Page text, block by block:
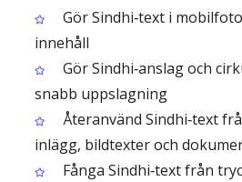
Gör Sindhi‑text i
innehåll
Gör Sindhi‑anslag och
snabb uppslagning
Återanvänd Sindhi‑text
inlägg, bildtexter och
Fånga Sindhi‑text från